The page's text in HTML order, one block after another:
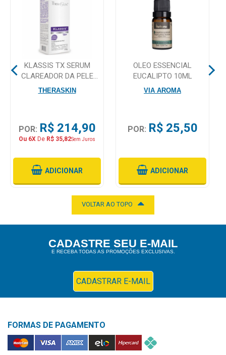
Medicamentos
Cuidado
Dermocosméticos
e
Monitores
KLASSIS TX SERUM
CLAREADOR DA PELE
30GR
THERASKIN
POR: R$ 214,90
Ou 6X De R$ 35,82Sem Juros
ADICIONAR
OLEO ESSENCIAL
EUCALIPTO 10ML
VIA AROMA
POR: R$ 25,50
ADICIONAR
VOLTAR AO TOPO
CADASTRE SEU E-MAIL
E RECEBA TODAS AS PROMOÇÕES EXCLUSIVAS.
CADASTRAR E-MAIL
FORMAS DE PAGAMENTO